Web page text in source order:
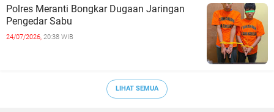
Polres Meranti Bongkar Dugaan Jaringan
Pengedar Sabu
24/07/2026, 20:38 WIB
LIHAT SEMUA